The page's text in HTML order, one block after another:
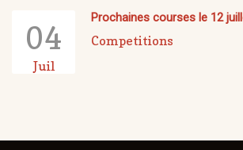
04
Juil
Prochaines courses le 12
Competitions